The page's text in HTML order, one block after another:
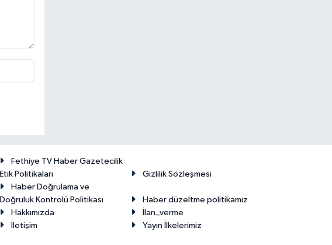
Fethiye TV Haber Gazetecilik
Etik Politikaları
Gizlilik Sözleşmesi
Haber Doğrulama ve
Doğruluk Kontrolü Politikası
Haber düzeltme politikamız
Hakkımızda
İlan_verme
İletişim
Yayın İlkelerimiz